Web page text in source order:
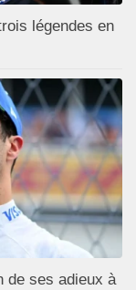
légendes en
de ses adieux à